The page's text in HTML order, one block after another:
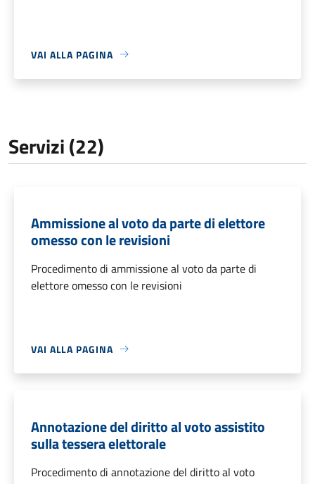
VAI ALLA PAGINA
Servizi (22)
Ammissione al voto da parte di elettore
omesso con le revisioni
Procedimento di ammissione al voto da parte di
elettore omesso con le revisioni
VAI ALLA PAGINA
Annotazione del diritto al voto assistito
sulla tessera elettorale
Procedimento di annotazione del diritto al voto